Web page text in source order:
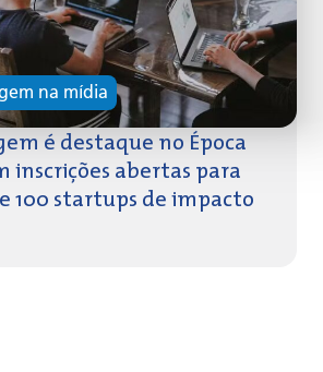
na mídia
é destaque no Época
inscrições abertas para
100 startups de impacto